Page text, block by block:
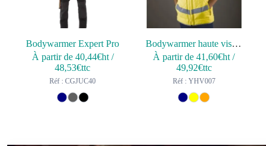
Bodywarmer Expert Pro
À partir de 40,44€ht/
48,53€ttc
Réf : CGJUC40
Bodywarmer haute visibilité “Kensington”
À partir de41,60€ht /
49,92€ttc
Réf : YHV007